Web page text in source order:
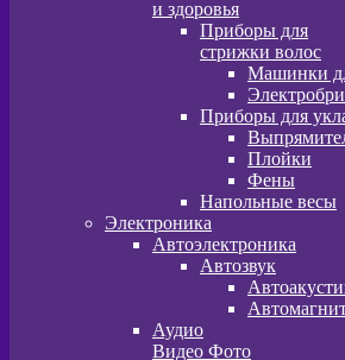
и здоровья
Приборы для
стрижки волос
Машинки
Приборы для
Плойки
Фены
Напольные весы
Электроника
Автоэлектроника
Автозвук
Аудио
Видео Фото